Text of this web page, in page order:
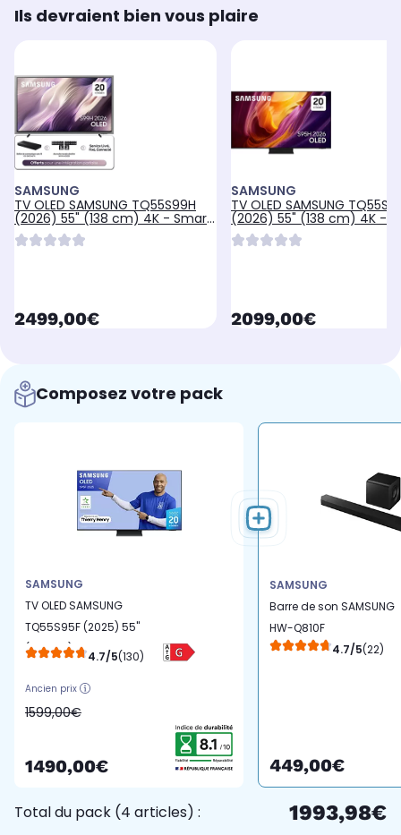
Ils devraient bien vous plaire
SAMSUNG
TV OLED SAMSUNG TQ55S99H
(2026) 55" (138 cm) 4K - Smart
TV avec IA, anti-reflet, mode art
(effet tableau)
currentPrice
2499,00€
SAMSUNG
TV OLED SAMSUNG
(2026) 55" (138 cm) 4K -
TV avec IA, anti-reflet,
déporté (câble invisible)
currentPrice
2099,00€
Composez votre pack
SAMSUNG
TV OLED SAMSUNG
TQ55S95F (2025) 55"
(138 cm) 4K - Anti-reflet
4.7/5(130)
Ancien prix
1599,00€
1490,00€
SAMSUNG
Barre de son SAMSUNG
HW-Q810F
4.7/5(22)
449,00€
Total du pack (4 articles) : 1993,98€